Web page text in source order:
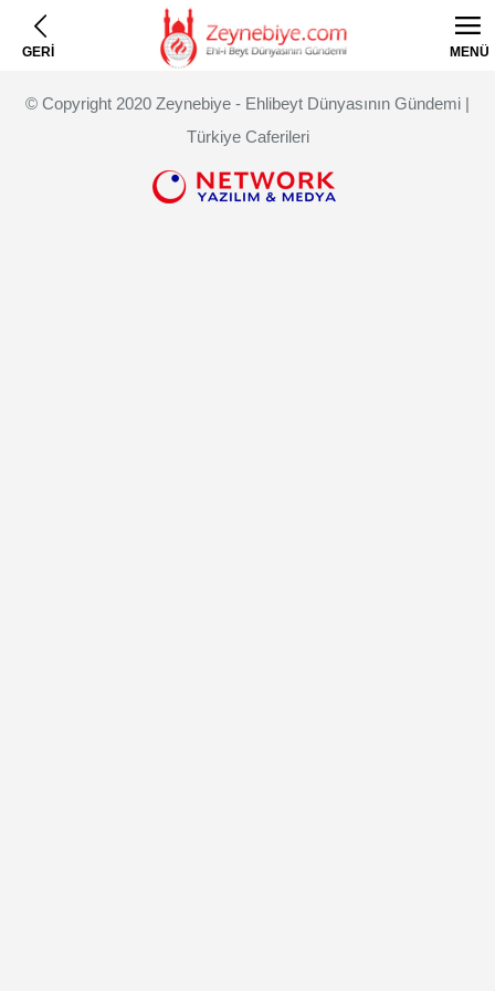
GERİ MENÜ
© Copyright 2020 Zeynebiye - Ehlibeyt Dünyasının Gündemi |
Türkiye Caferileri